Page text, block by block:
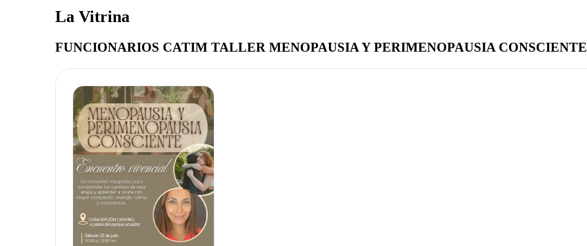
La Vitrina
FUNCIONARIOS CATIM TALLER MENOPAUSIA Y PERIMENOPAUSIA CONSCIENTE